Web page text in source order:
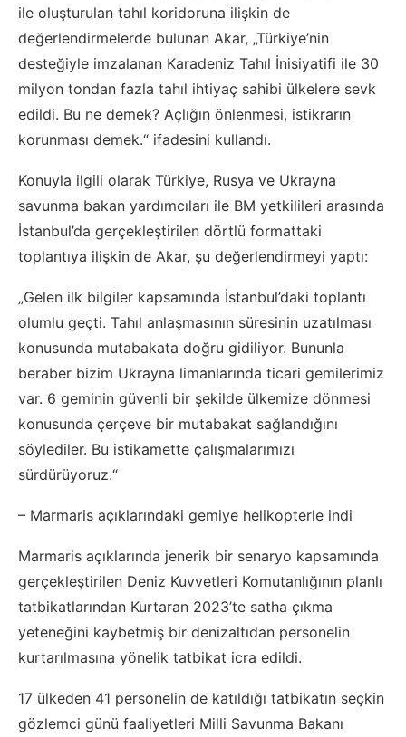
ile oluşturulan tahıl koridoruna ilişkin de
değerlendirmelerde bulunan Akar, „Türkiye’nin
desteğiyle imzalanan Karadeniz Tahıl İnisiyatifi ile 30
milyon tondan fazla tahıl ihtiyaç sahibi ülkelere sevk
edildi. Bu ne demek? Açlığın önlenmesi, istikrarın
korunması demek.“ ifadesini kullandı.
Konuyla ilgili olarak Türkiye, Rusya ve Ukrayna
savunma bakan yardımcıları ile BM yetkilileri arasında
İstanbul’da gerçekleştirilen dörtlü formattaki
toplantıya ilişkin de Akar, şu değerlendirmeyi yaptı:
„Gelen ilk bilgiler kapsamında İstanbul’daki toplantı
olumlu geçti. Tahıl anlaşmasının süresinin uzatılması
konusunda mutabakata doğru gidiliyor. Bununla
beraber bizim Ukrayna limanlarında ticari gemilerimiz
var. 6 geminin güvenli bir şekilde ülkemize dönmesi
konusunda çerçeve bir mutabakat sağlandığını
söylediler. Bu istikamette çalışmalarımızı
sürdürüyoruz.“
– Marmaris açıklarındaki gemiye helikopterle indi
Marmaris açıklarında jenerik bir senaryo kapsamında
gerçekleştirilen Deniz Kuvvetleri Komutanlığının planlı
tatbikatlarından Kurtaran 2023’te satha çıkma
yeteneğini kaybetmiş bir denizaltıdan personelin
kurtarılmasına yönelik tatbikat icra edildi.
17 ülkeden 41 personelin de katıldığı tatbikatın seçkin
gözlemci günü faaliyetleri Milli Savunma Bakanı